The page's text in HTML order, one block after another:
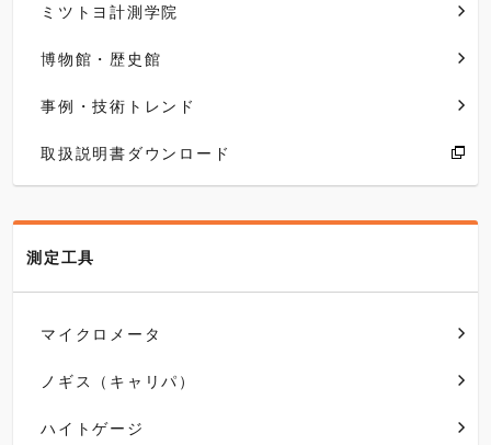
ミツトヨ計測学院
博物館・歴史館
事例・技術トレンド
取扱説明書ダウンロード
測定工具
マイクロメータ
ノギス（キャリパ）
ハイトゲージ